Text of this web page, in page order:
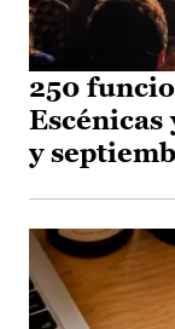
250
Escénicas
y